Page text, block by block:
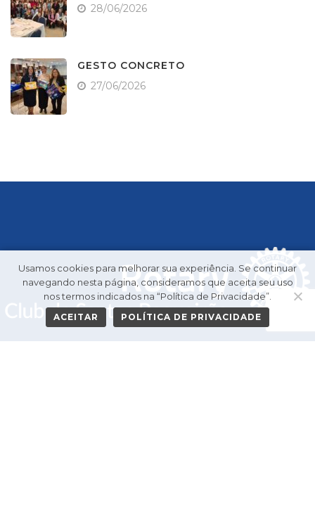
28/06/2026
GESTO CONCRETO
27/06/2026
Usamos cookies para melhorar sua experiência. Se continuar
navegando nesta página, consideramos que aceita seu uso
nos termos indicados na “Política de Privacidade”.
ACEITAR POLÍTICA DE PRIVACIDADE